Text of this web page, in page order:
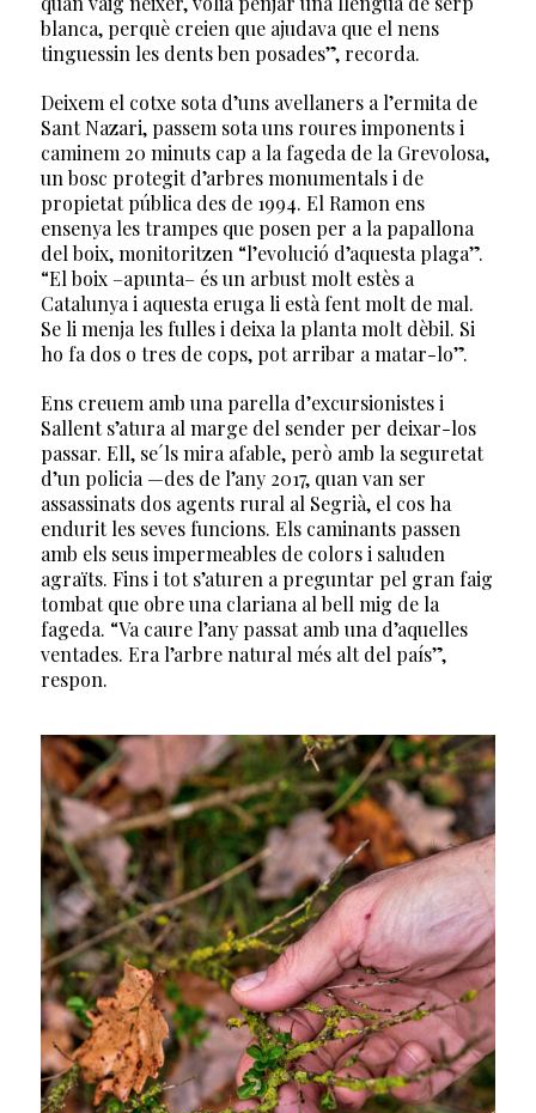
blanca, perquè creien que ajudava que el nens
tinguessin les dents ben posades”, recorda.
Deixem el cotxe sota d’uns avellaners a l’ermita de
Sant Nazari, passem sota uns roures imponents i
caminem 20 minuts cap a la fageda de la Grevolosa,
un bosc protegit d’arbres monumentals i de
propietat pública des de 1994. El Ramon ens
ensenya les trampes que posen per a la papallona
del boix, monitoritzen “l’evolució d’aquesta plaga”.
“El boix –apunta– és un arbust molt estès a
Catalunya i aquesta eruga li està fent molt de mal.
Se li menja les fulles i deixa la planta molt dèbil. Si
ho fa dos o tres de cops, pot arribar a matar-lo”.
Ens creuem amb una parella d’excursionistes i
Sallent s’atura al marge del sender per deixar-los
passar. Ell, se´ls mira afable, però amb la seguretat
d’un policia —des de l’any 2017, quan van ser
assassinats dos agents rural al Segrià, el cos ha
endurit les seves funcions. Els caminants passen
amb els seus impermeables de colors i saluden
agraïts. Fins i tot s’aturen a preguntar pel gran faig
tombat que obre una clariana al bell mig de la
fageda. “Va caure l’any passat amb una d’aquelles
ventades. Era l’arbre natural més alt del país”,
respon.